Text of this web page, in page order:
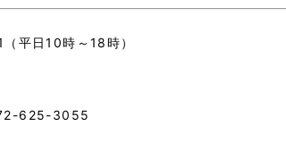
日10時～18時）
625-3055